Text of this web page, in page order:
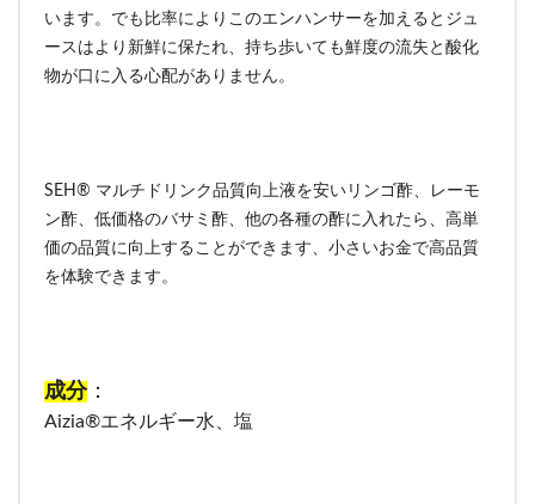
います。でも比率によりこのエンハンサーを加えるとジュ
ースはより新鮮に保たれ、持ち歩いても鮮度の流失と酸化
物が口に入る心配がありません。
SEH® マルチドリンク品質向上液を安いリンゴ酢、レーモ
ン酢、低価格のバサミ酢、他の各種の酢に入れたら、高単
価の品質に向上することができます、小さいお金で高品質
を体験できます。
成分：
Aizia®エネルギー水、塩